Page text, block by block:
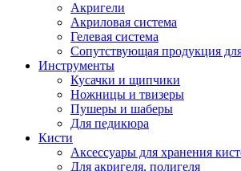
Акригели
Акриловая система
Гелевая система
Сопутствующая продукция
Инструменты
Кусачки и щипчики
Ножницы и твизеры
Пушеры и шаберы
Для педикюра
Кисти
Аксессуары для хранения
Для акригеля, полигеля